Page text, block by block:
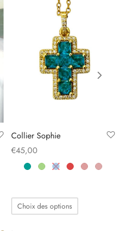
Collier Sophie
€45,00
Choix des options Ce
produit